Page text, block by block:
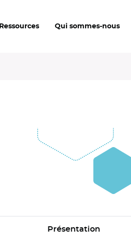
Ressources Qui sommes-nous
Présentation